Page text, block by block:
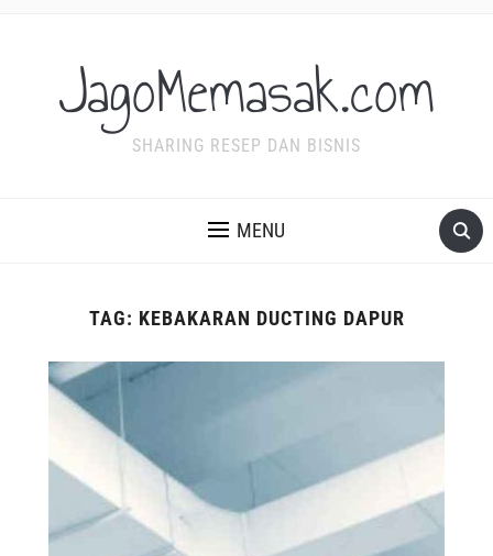
JagoMemasak.com
SHARING RESEP DAN BISNIS
MENU
TAG: KEBAKARAN DUCTING DAPUR